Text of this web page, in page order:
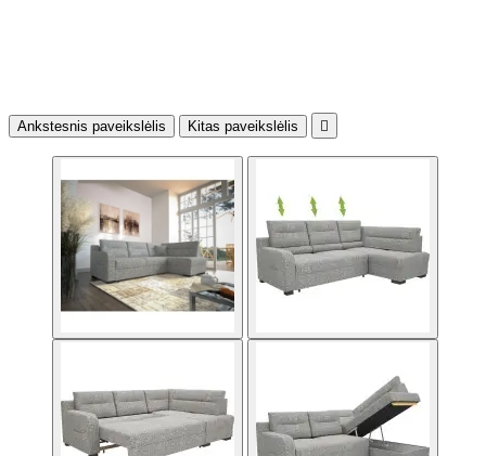
Ankstesnis paveikslėlis Kitas paveikslėlis 